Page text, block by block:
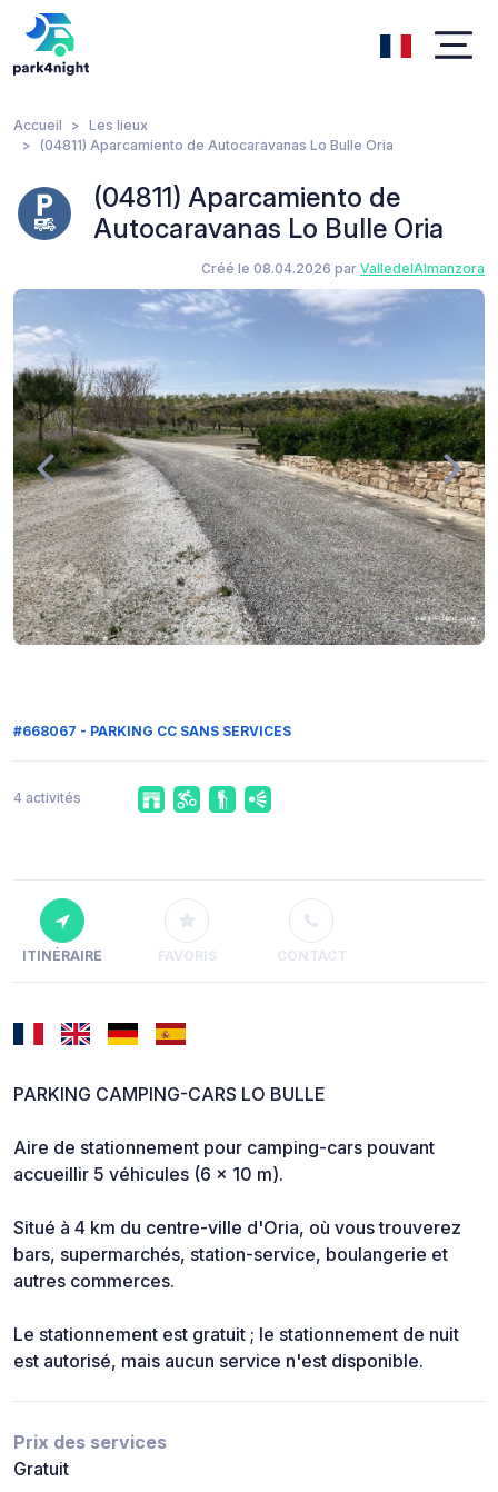
Accueil
Les lieux
(04811) Aparcamiento de Autocaravanas Lo Bulle Oria
(04811) Aparcamiento de
Autocaravanas Lo Bulle Oria
Créé le 08.04.2026 par ValledelAlmanzora
#668067 - PARKING CC SANS SERVICES
4 activités
ITINÉRAIRE FAVORIS CONTACT
PARKING CAMPING-CARS LO BULLE
Aire de stationnement pour camping-cars pouvant
accueillir 5 véhicules (6 x 10 m).
Situé à 4 km du centre-ville d'Oria, où vous trouverez
bars, supermarchés, station-service, boulangerie et
autres commerces.
Le stationnement est gratuit ; le stationnement de nuit
est autorisé, mais aucun service n'est disponible.
Prix des services
Gratuit